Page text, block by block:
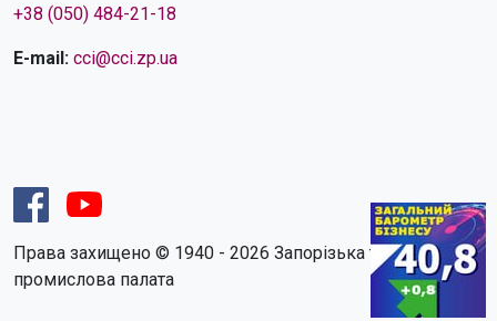
+38 (050) 484-21-18
E-mail: cci@cci.zp.ua
Права захищено © 1940 - 2026 Запорізька торгово-
промислова палата